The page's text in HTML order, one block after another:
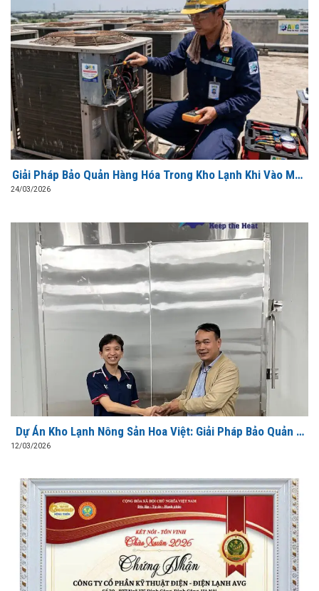
Giải Pháp Bảo Quản Hàng Hóa Trong Kho Lạnh Khi Vào Mùa
24/03/2026
Dự Án Kho Lạnh Nông Sản Hoa Việt: Giải Pháp Bảo Quản &
12/03/2026